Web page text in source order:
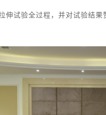
验全过程，并对试验结果